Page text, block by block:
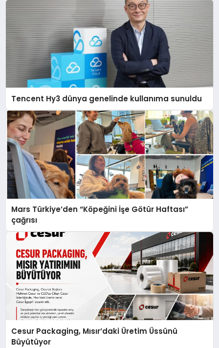
Tencent Hy3 dünya genelinde kullanıma sunuldu
Mars Türkiye’den “Köpeğini İşe Götür Haftası”
çağrısı
Cesur Packaging, Mısır’daki Üretim Üssünü
Büyütüyor